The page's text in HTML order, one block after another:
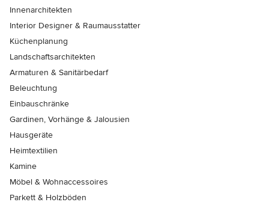
Innenarchitekten
Interior Designer & Raumausstatter
Küchenplanung
Landschaftsarchitekten
Armaturen & Sanitärbedarf
Beleuchtung
Einbauschränke
Gardinen, Vorhänge & Jalousien
Hausgeräte
Heimtextilien
Kamine
Möbel & Wohnaccessoires
Parkett & Holzböden